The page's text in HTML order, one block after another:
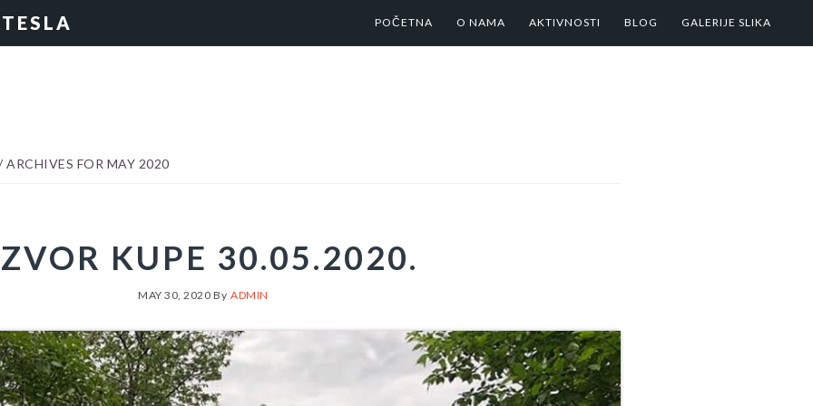
POČETNA O NAMA AKTIVNOSTI BLOG GALERIJE SLIKA
ARCHIVES FOR MAY 2020
KUPE 30.05.2020.
MAY 30, 2020 ByADMIN